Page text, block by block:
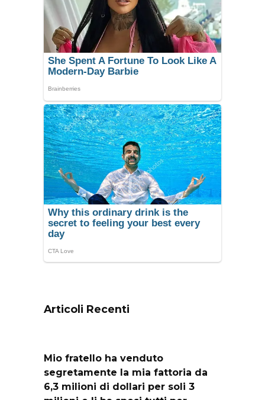
Articoli Recenti
Mio fratello ha venduto
segretamente la mia fattoria da
6,3 milioni di dollari per soli 3